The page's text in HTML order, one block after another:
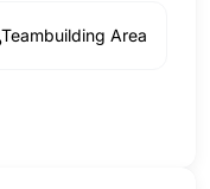
Teambuilding Area